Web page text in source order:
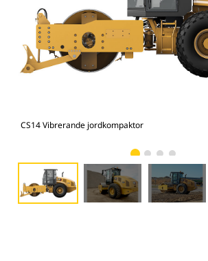
CS14 Vibrerande jordkompaktor